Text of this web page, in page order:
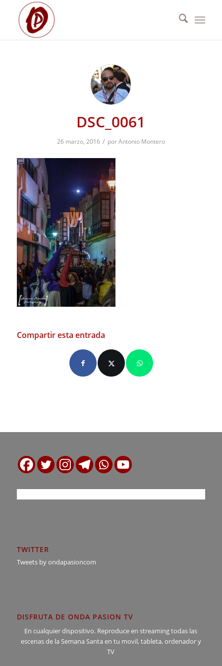
DSC_0061
26 marzo, 2016 / porAntonio Montero
Compartir esta entrada
TWITTER
Tweets by ondapasioncom
DISFRUTA DE ONDA PASION TV
En cualquier dispositivo. Reproduce en streaming todas las
escenas de la Semana Santa en tu movil, tableta, ordenador y
TV